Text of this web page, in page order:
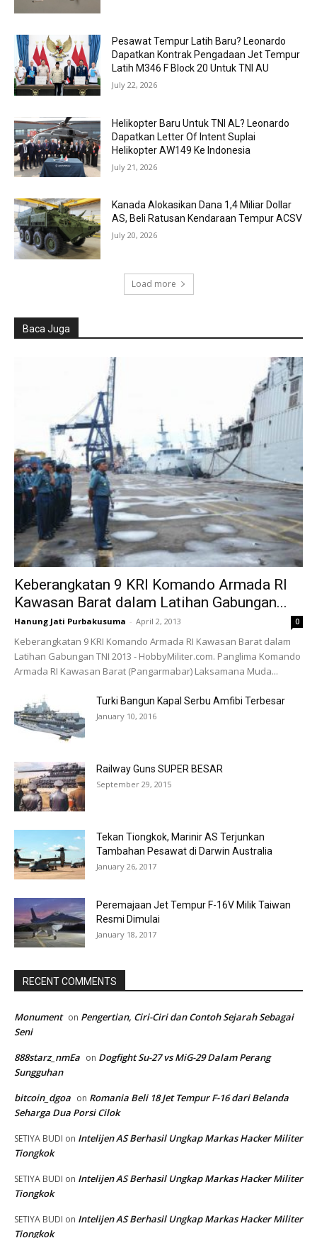
Pesawat Tempur Latih Baru? Leonardo
Dapatkan Kontrak Pengadaan Jet Tempur
Latih M346 F Block 20 Untuk TNI AU
July 22, 2026
Helikopter Baru Untuk TNI AL? Leonardo
Dapatkan Letter Of Intent Suplai
Helikopter AW149 Ke Indonesia
July 21, 2026
Kanada Alokasikan Dana 1,4 Miliar Dollar
AS, Beli Ratusan Kendaraan Tempur ACSV
July 20, 2026
Load more
Baca Juga
Keberangkatan 9 KRI Komando Armada RI
Kawasan Barat dalam Latihan Gabungan...
Hanung Jati Purbakusuma - April 2, 2013 0
Keberangkatan 9 KRI Komando Armada RI Kawasan Barat dalam
Latihan Gabungan TNI 2013 - HobbyMiliter.com. Panglima Komando
Armada RI Kawasan Barat (Pangarmabar) Laksamana Muda...
Turki Bangun Kapal Serbu Amfibi Terbesar
January 10, 2016
Railway Guns SUPER BESAR
September 29, 2015
Tekan Tiongkok, Marinir AS Terjunkan
Tambahan Pesawat di Darwin Australia
January 26, 2017
Peremajaan Jet Tempur F-16V Milik Taiwan
Resmi Dimulai
January 18, 2017
RECENT COMMENTS
Monument on Pengertian, Ciri-Ciri dan Contoh Sejarah Sebagai
Seni
888starz_nmEa on Dogfight Su-27 vs MiG-29 Dalam Perang
Sungguhan
bitcoin_dgoa on Romania Beli 18 Jet Tempur F-16 dari Belanda
Seharga Dua Porsi Cilok
SETIYA BUDI on Intelijen AS Berhasil Ungkap Markas Hacker Militer
Tiongkok
SETIYA BUDI on Intelijen AS Berhasil Ungkap Markas Hacker Militer
Tiongkok
SETIYA BUDI on Intelijen AS Berhasil Ungkap Markas Hacker Militer
Tiongkok